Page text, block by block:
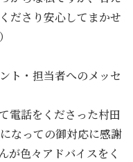
ださり安心してまかせ
ト・担当者へのメッセ
電話をくださった村田
なっての御対応に感謝
が色々アドバイスをく